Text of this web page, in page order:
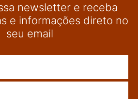
newsletter e receba
e informações direto no
seu email